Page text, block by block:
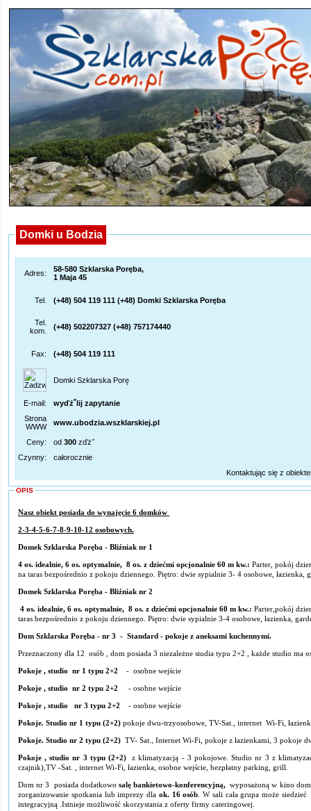
Domki u Bodzia
Adres:
58-580 Szklarska Poręba,
1 Maja 45
Tel. (+48) 504 119 111 (+48) Domki Szklarska Poręba
Tel.
kom.
(+48) 502207327 (+48) 757174440
Fax: (+48) 504 119 111
Domki Szklarska Porę
E-mail:
wyďż˝lij zapytanie
Strona
WWW
www.ubodzia.wszklarskiej.pl
Ceny: od 300 zďż˝
Czynny:
całorocznie
Kontaktując się z
OPIS
Nasz obiekt posiada do wynajęcie 6 domków
2-3-4-5-6-7-8-9-10-12 osobowych.
Domek Szklarska Poręba - Bliźniak nr 1
4 os. idealnie, 6 os. optymalnie, 8 os. z dziećmi opcjonalnie 60 m kw.: Parter, pokój
na taras bezpośrednio z pokoju dziennego. Piętro: dwie sypialnie 3- 4 osobowe, łazienka,
Domek Szklarska Poręba - Bliźniak nr 2
4 os. idealnie, 6 os. optymalnie, 8 os. z dziećmi opcjonalnie 60 m kw.: Parter,pokój
taras bezpośrednio z pokoju dziennego. Piętro: dwie sypialnie 3-4 osobowe, łazienka,
Dom Szklarska Poręba - nr 3 - Standard - pokoje z aneksami kuchennymi.
Przeznaczony dla 12 osób , dom posiada 3 niezależne studia typu 2+2 , każde studio
Pokoje , studio nr 1 typu 2+2 - osobne wejście
Pokoje , studio nr 2 typu 2+2 - osobne wejście
Pokoje , studio nr 3 typu 2+2 - osobne wejście
Pokoje. Studio nr 1 typu (2+2) pokoje dwu-trzyosobowe, TV-Sat., internet Wi-Fi,
Pokoje. Studio nr 2 typu (2+2) TV- Sat., Internet Wi-Fi, pokoje z łazienkami, 3 pokoje
Pokoje , studio nr 3 typu (2+2)
z klimatyzacją - 3 pokojowe. Studio nr 3 z
czajnik),TV -Sat. , internet Wi-Fi, łazienka, osobne wejście, bezpłatny parking, grill.
Dom nr 3 posiada dodatkowo salę bankietowo-konferencyjną, wyposażoną w kino
zorganizowanie spotkania lub imprezy dla ok. 16 osób. W sali cała grupa może
integracyjną .Istnieje możliwość skorzystania z oferty firmy cateringowej.